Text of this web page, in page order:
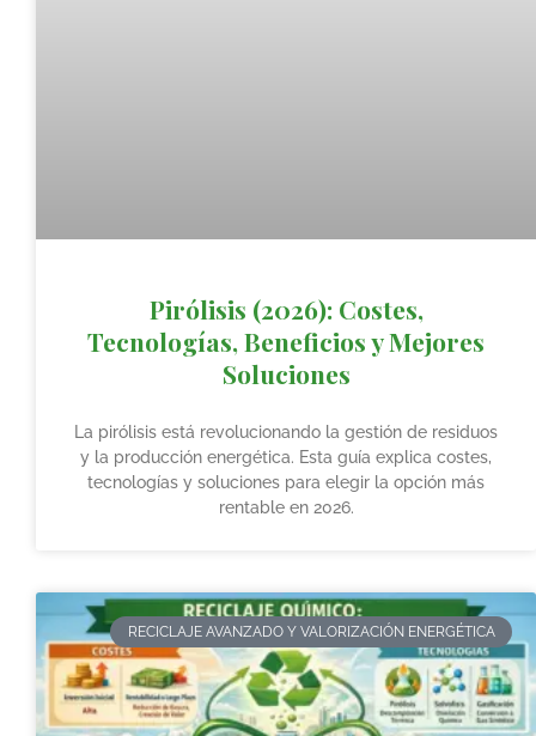
Pirólisis (2026): Costes,
Tecnologías, Beneficios y Mejores
Soluciones
La pirólisis está revolucionando la gestión de residuos
y la producción energética. Esta guía explica costes,
tecnologías y soluciones para elegir la opción más
rentable en 2026.
RECICLAJE AVANZADO Y VALORIZACIÓN ENERGÉTICA